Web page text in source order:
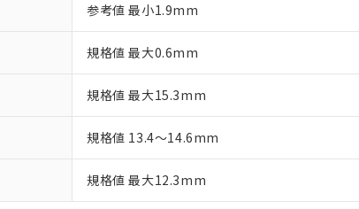
参考値 最小1.9mm
規格値 最大0.6mm
規格値 最大15.3mm
規格値 13.4～14.6mm
規格値 最大12.3mm